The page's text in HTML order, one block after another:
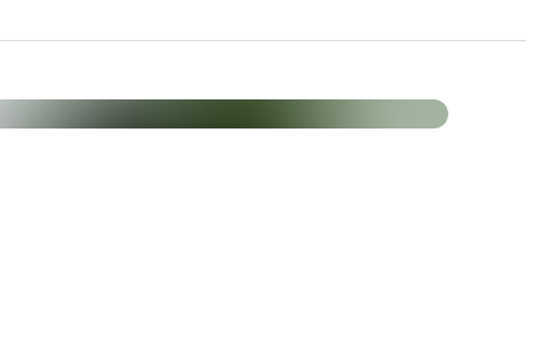
Calcium-D-Pantothenat